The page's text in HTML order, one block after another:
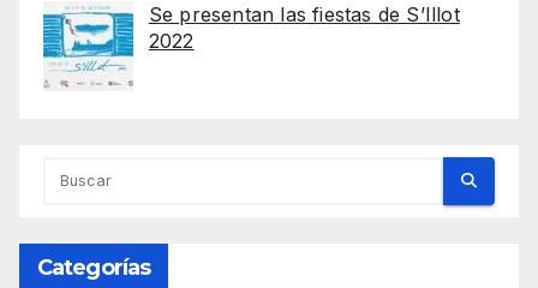
Se presentan las fiestas de S’Illot
2022
Categorías